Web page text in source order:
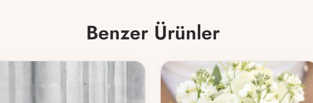
Benzer Ürünler